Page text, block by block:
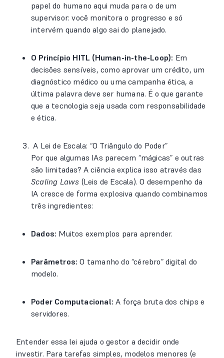
papel do humano aqui muda para o de um
supervisor: você monitora o progresso e só
intervém quando algo sai do planejado.
O Princípio HITL (Human-in-the-Loop): Em
decisões sensíveis, como aprovar um crédito, um
diagnóstico médico ou uma campanha ética, a
última palavra deve ser humana. É o que garante
que a tecnologia seja usada com responsabilidade
e ética.
A Lei de Escala: “O Triângulo do Poder”
Por que algumas IAs parecem “mágicas” e outras
são limitadas? A ciência explica isso através das
Scaling Laws (Leis de Escala). O desempenho da
IA cresce de forma explosiva quando combinamos
três ingredientes:
Dados: Muitos exemplos para aprender.
Parâmetros: O tamanho do “cérebro” digital do
modelo.
Poder Computacional: A força bruta dos chips e
servidores.
Entender essa lei ajuda o gestor a decidir onde
investir. Para tarefas simples, modelos menores (e